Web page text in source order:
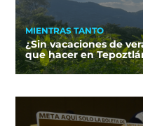
MIENTRAS TANTO
¿Sin vacaciones de
que hacer en